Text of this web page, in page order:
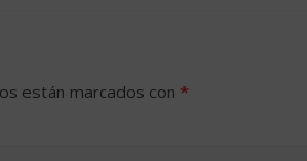
están marcados con *